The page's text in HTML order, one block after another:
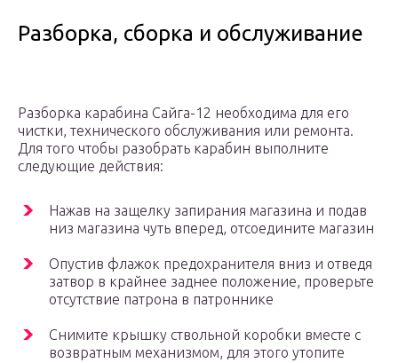
Разборка, сборка и обслуживание
Разборка карабина Сайга-12 необходима для его
чистки, технического обслуживания или ремонта.
Для того чтобы разобрать карабин выполните
следующие действия:
Нажав на защелку запирания магазина и подав
низ магазина чуть вперед, отсоедините магазин
Опустив флажок предохранителя вниз и отведя
затвор в крайнее заднее положение, проверьте
отсутствие патрона в патроннике
Снимите крышку ствольной коробки вместе с
возвратным механизмом, для этого утопите